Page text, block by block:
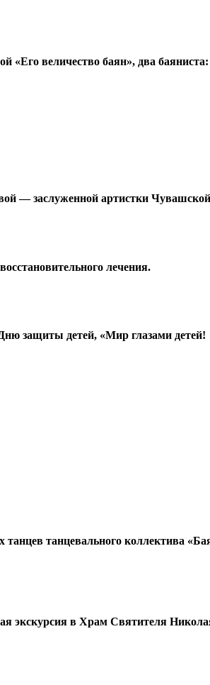
«Его величество баян», два
— заслуженной артистки
лечения.
защиты детей, «Мир глазами детей!
танцевального коллектива
экскурсия в Храм Святителя